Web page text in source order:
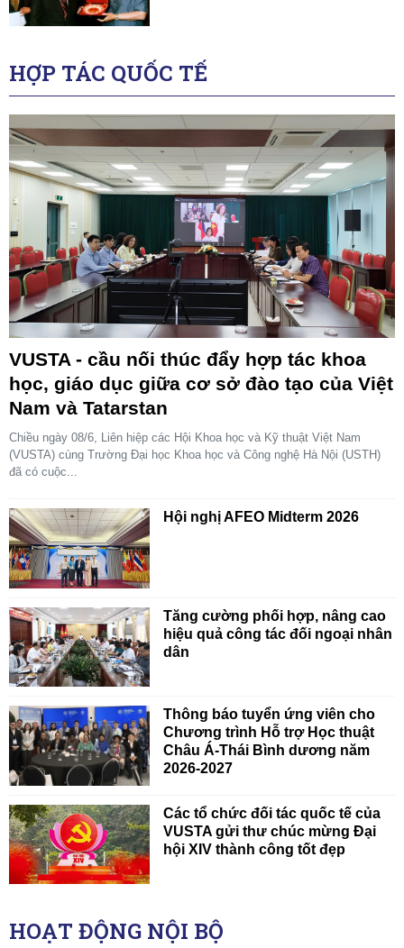
HỢP TÁC QUỐC TẾ
VUSTA - cầu nối thúc đẩy hợp tác khoa
học, giáo dục giữa cơ sở đào tạo của Việt
Nam và Tatarstan
Chiều ngày 08/6, Liên hiệp các Hội Khoa học và Kỹ thuật Việt Nam
(VUSTA) cùng Trường Đại học Khoa học và Công nghệ Hà Nội (USTH)
đã có cuộc...
Hội nghị AFEO Midterm 2026
Tăng cường phối hợp, nâng cao
hiệu quả công tác đối ngoại nhân
dân
Thông báo tuyển ứng viên cho
Chương trình Hỗ trợ Học thuật
Châu Á-Thái Bình dương năm
2026-2027
Các tổ chức đối tác quốc tế của
VUSTA gửi thư chúc mừng Đại
hội XIV thành công tốt đẹp
HOẠT ĐỘNG NỘI BỘ